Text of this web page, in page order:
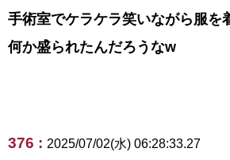
手術室でケラケラ笑いながら服を
何か盛られたんだろうなw
376 : 2025/07/02(水) 06:28:33.27